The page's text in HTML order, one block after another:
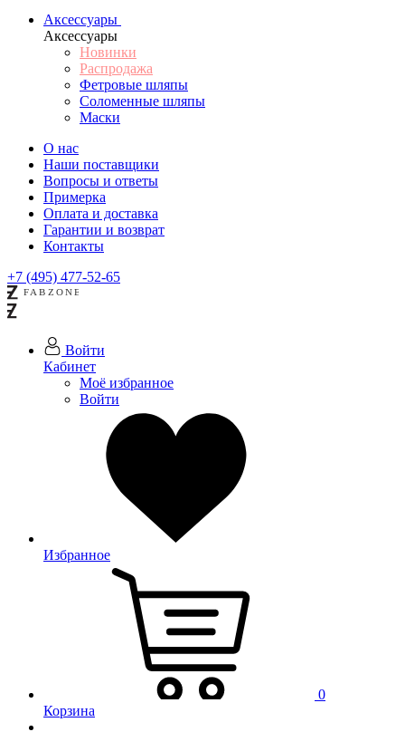
Аксессуары
Аксессуары
Новинки
Распродажа
Фетровые шляпы
Соломенные шляпы
Маски
О нас
Наши поставщики
Вопросы и ответы
Примерка
Оплата и доставка
Гарантии и возврат
Контакты
+7 (495) 477-52-65
Войти
Кабинет
Моё избранное
Войти
Избранное
0
Корзина